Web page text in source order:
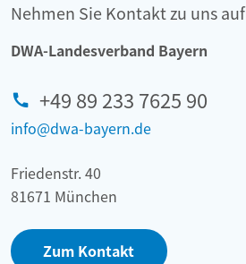
Nehmen Sie Kontakt zu uns auf
DWA-Landesverband Bayern
+49 89 233 7625 90
info@dwa-bayern.de
Friedenstr. 40
81671 München
Zum Kontakt